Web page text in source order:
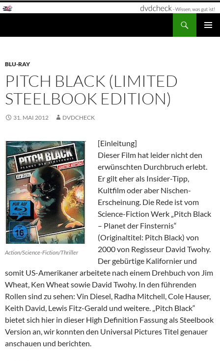
Zum
BLU-RAY
PITCH BLACK (LIMITED
STEELBOOK EDITION)
31. MAI 2012 DVDCHECK
Action/Science-Fiction/Thriller
[Einleitung]
Dieser Film hat leider nicht den
erwünschten Durchbruch erlebt.
Er gilt eher als Insider-Tipp,
Kultfilm oder aber Nischen-
Erscheinung. Die Rede ist vom
Science-Fiction Werk „Pitch Black
– Planet der Finsternis“
(Originaltitel: Pitch Black) von
2000 von Regisseur David Twohy.
Der gebürtige Kalifornier und
somit US-Amerikaner arbeitete nach einem Drehbuch von Jim
Wheat, Ken Wheat sowie David Twohy. In den führenden
Rollen sind zu sehen: Vin Diesel, Radha Mitchell, Cole Hauser,
Keith David, Lewis Fitz-Gerald und weitere. „Pitch Black“
bietet sich hier in dieser High Definition Fassung als Steelbook
Version an, wir konnten den Universal Pictures Titel genauer
anschauen und berichten.